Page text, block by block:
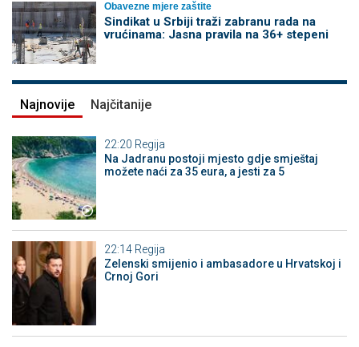
Obavezne mjere zaštite
Sindikat u Srbiji traži zabranu rada na
vrućinama: Jasna pravila na 36+ stepeni
Najnovije Najčitanije
22:20 Regija
Na Jadranu postoji mjesto gdje smještaj
možete naći za 35 eura, a jesti za 5
22:14 Regija
Zelenski smijenio i ambasadore u Hrvatskoj i
Crnoj Gori